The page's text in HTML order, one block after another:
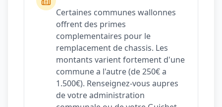
Certaines communes wallonnes
offrent des primes
complementaires pour le
remplacement de chassis. Les
montants varient fortement d'une
commune a l'autre (de 250€ a
1.500€). Renseignez-vous aupres
de votre administration